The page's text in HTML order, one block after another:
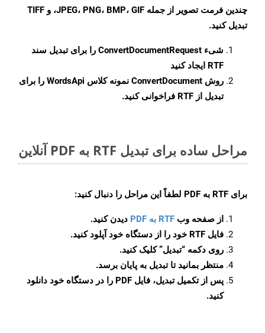
چندین فرمت تصویر از جمله JPEG، PNG، BMP، GIF، و TIFF
تبدیل کنید.
شیء ConvertDocumentRequest را برای تبدیل سند
RTF ایجاد کنید
روش ConvertDocument
نمونه کلاس WordsApi را برای
تبدیل از RTF فراخوانی کنید.
مراحل ساده برای تبدیل RTF به PDF آنلاین
برای RTF به PDF لطفاً این مراحل را دنبال کنید:
از صفحه وب RTF به PDF
دیدن کنید.
فایل RTF خود را از دستگاه خود آپلود کنید.
روی دکمه “تبدیل”کلیک کنید.
منتظر بمانید تا تبدیل به پایان برسد.
پس از تکمیل تبدیل، فایل PDF را در دستگاه خود دانلود
کنید.